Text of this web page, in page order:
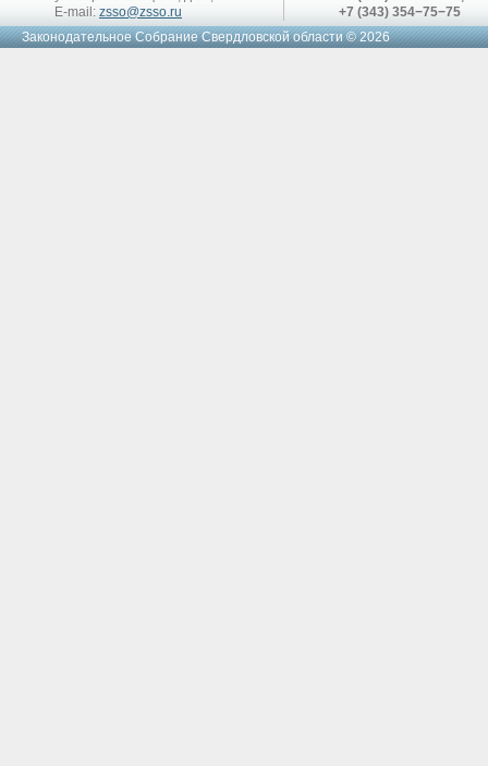
E-mail: zsso@zsso.ru
+7 (343) 354−75−75
Законодательное Cобрание Свердловской области © 2026